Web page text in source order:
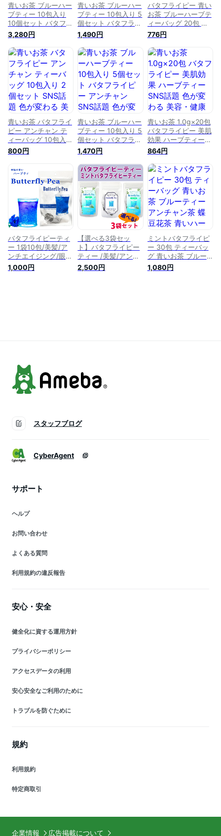
青いお茶 ブルーハー
ブティー 10包入り
10個セット バタフラ
イピー アンチャン
SNS話題 色が変わる
美容・健康茶
butterfly pea 天然ハ
ーブ 水出可【宅配
便】
3,280円
青いお茶 ブルーハー
ブティー 10包入り 5
個セット バタフライ
ピー アンチャン
SNS話題 色が変わる
美容・健康茶
butterfly pea 天然ハ
ーブ 水出可【宅配
便】
1,490円
バタフライピー 青い
お茶 ブルーハーブテ
ィーバッグ 20包 ア
ンチャン SNS話題
色が変わる 美容・健
康茶 butterfly pea
tea 天然ハーブ 水
出し可【ポスト投
函】
776円
青いお茶 バタフライ
ピー アンチャン テ
ィーバッグ 10包入り
2個セット SNS話題
色が変わる 美容・健
tea 天然ハーブ水出
可【ポスト投函】
800円
青いお茶 ブルーハー
ブティー 10包入り 5
個セット バタフライ
ピー アンチャン
SNS話題 色が変わる
美容・健康茶
butterfly pea 天然ハ
ーブ 水だし可【宅
配便】
1,470円
青いお茶 1.0g×20包
バタフライピー 美肌
効果 ハーブティー
SNS話題 色が変わる
美容・健康茶
butterfly pea tea 天
然ハーブ 【ポスト
投函】
864円
バタフライピーティ
ー 1袋10包/美髪/ア
ンチエイジング/眼精
疲労/美白/美肌/疲れ
目/抗酸化作用/タイ
1,000円
【選べる3袋セッ
ト】バタフライピー
ティー /美髪/アンチ
エイジング/眼精疲
労/美白/美肌/疲れ目/
2,500円
ミントバタフライピ
ー 30包 ティーバッ
グ 青いお茶 ブルー
ティー アンチャン茶
蝶豆花茶 青いハーブ
1,080円
スタッフブログ
CyberAgent
サポート
ヘルプ
お問い合わせ
よくある質問
利用規約の違反報告
安心・安全
健全化に資する運用方針
プライバシーポリシー
アクセスデータの利用
安心安全なご利用のために
トラブルを防ぐために
規約
利用規約
特定商取引
企業情報 広告掲載について